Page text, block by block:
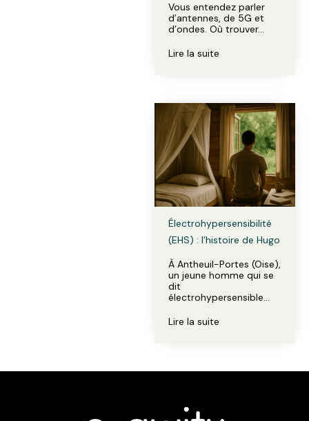
Vous entendez parler
d’antennes, de 5G et
d’ondes. Où trouver…
Lire la suite
Électrohypersensibilité
(EHS) : l’histoire de Hugo
À Antheuil-Portes (Oise),
un jeune homme qui se
dit
électrohypersensible…
Lire la suite